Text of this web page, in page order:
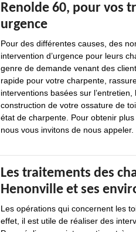
Renolde 60, pour vos
urgence
Pour des différentes causes, des
intervention d’urgence pour leurs
genre de demande venant des
rapide pour votre charpente,
interventions basées sur
construction de votre ossature de
état de charpente. Pour obtenir
nous vous invitons de nous appeler.
Les traitements des
Henonville et ses
Les opérations qui concernent les
effet, il est utile de réaliser des